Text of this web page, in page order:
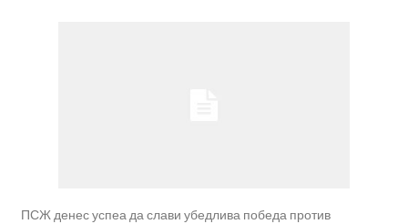
ПСЖ денес успеа да слави убедлива победа против